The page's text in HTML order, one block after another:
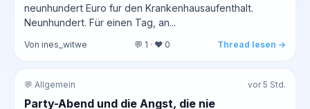
neunhundert Euro fur den Krankenhausaufenthalt.
Neunhundert. Für einen Tag, an...
Von ines_witwe 💬 1 · ❤️ 0 Thread lesen →
💬 Allgemein vor 5 Std.
Party-Abend und die Angst, die nie